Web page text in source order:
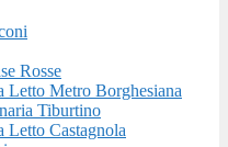
Rosse
Metro Borghesiana
Tiburtino
Letto Castagnola